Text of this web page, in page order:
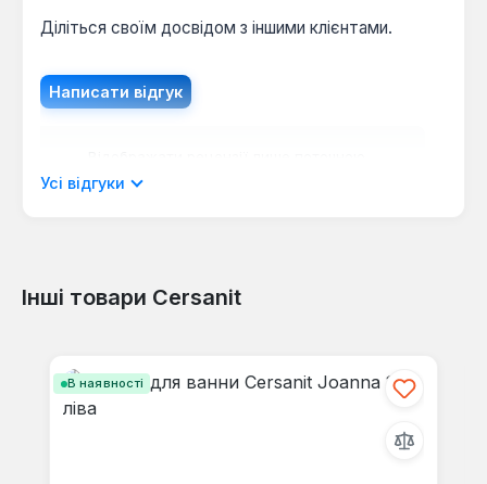
Діліться своїм досвідом з іншими клієнтами.
Написати відгук
мовою.
Відгуків не знайдено. Поділіться
Усі відгуки
Інші товари Cersanit
В наявності